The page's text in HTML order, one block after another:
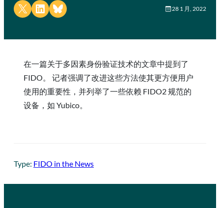
Share on X Share on LinkedIn
Share on Bluesky 28 1 月, 2022
在一篇关于多因素身份验证技术的文章中提到了
FIDO。 记者强调了改进这些方法使其更方便用户
使用的重要性，并列举了一些依赖 FIDO2 规范的
设备，如 Yubico。
Type: FIDO in the News